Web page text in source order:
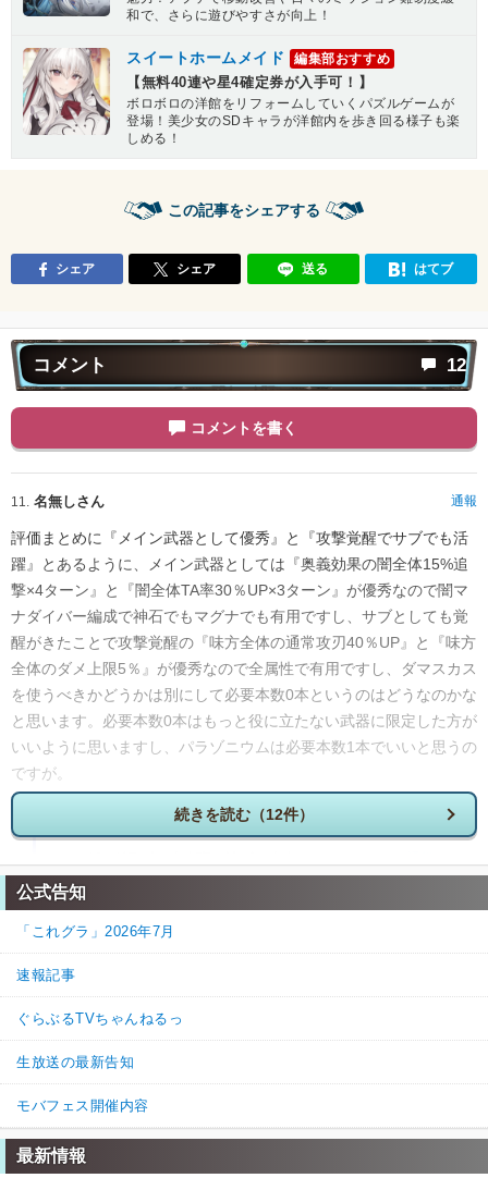
和で、さらに遊びやすさが向上！
スイートホームメイド 編集部おすすめ
【無料40連や星4確定券が入手可！】
ボロボロの洋館をリフォームしていくパズルゲームが
登場！美少女のSDキャラが洋館内を歩き回る様子も楽
しめる！
この記事をシェアする
シェア シェア 送る はてブ
コメント 12
コメントを書く
11. 名無しさん 通報
評価まとめに『メイン武器として優秀』と『攻撃覚醒でサブでも活
躍』とあるように、メイン武器としては『奥義効果の闇全体15%追
撃×4ターン』と『闇全体TA率30％UP×3ターン』が優秀なので闇マ
ナダイバー編成で神石でもマグナでも有用ですし、サブとしても覚
醒がきたことで攻撃覚醒の『味方全体の通常攻刃40％UP』と『味方
全体のダメ上限5％』が優秀なので全属性で有用ですし、ダマスカス
を使うべきかどうかは別にして必要本数0本というのはどうなのかな
と思います。必要本数0本はもっと役に立たない武器に限定した方が
いいように思いますし、パラゾニウムは必要本数1本でいいと思うの
ですが。
0
>>11
コメントありがとうございます。
仰る通り、パラゾニウムはメインとしてもサブとしても優秀
な武器です。
ただ、メイン武器では、ゾーシモスやエレシュキガル、エク
価が落ちると考えています。
入れる枠が無い状況です。
必要本数は武器性能の優劣ではなく「ダマスカスを使ってで
を0本と評価しています。
続きを読む（12件）
公式告知
「これグラ」2026年7月
速報記事
ぐらぶるTVちゃんねるっ
生放送の最新告知
モバフェス開催内容
最新情報